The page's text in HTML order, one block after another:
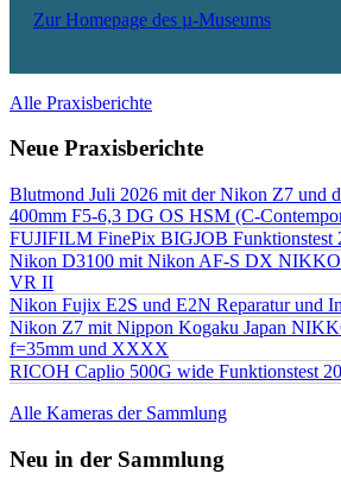
Zur Homepage des µ-Museums
Alle Praxisberichte
Neue Praxisberichte
Blutmond Juli 2026 mit der Nikon Z7 und
400mm F5-6,3 DG OS HSM (C-
FUJIFILM FinePix BIGJOB Funktionstest
Nikon D3100 mit Nikon AF-S DX
VR II
Nikon Fujix E2S und E2N Reparatur und
Nikon Z7 mit Nippon Kogaku Japan
f=35mm und XXXX
RICOH Caplio 500G wide Funktionstest
Alle Kameras der Sammlung
Neu in der Sammlung